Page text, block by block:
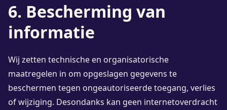
6. Bescherming van
informatie
Wij zetten technische en organisatorische
maatregelen in om opgeslagen gegevens te
beschermen tegen ongeautoriseerde toegang, verlies
of wijziging. Desondanks kan geen internetoverdracht